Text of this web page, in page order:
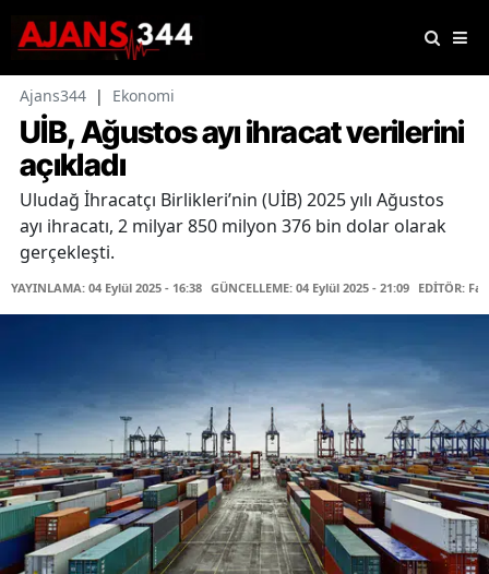
Ajans344 | Ekonomi
UİB, Ağustos ayı ihracat verilerini
açıkladı
Uludağ İhracatçı Birlikleri’nin (UİB) 2025 yılı Ağustos
ayı ihracatı, 2 milyar 850 milyon 376 bin dolar olarak
gerçekleşti.
YAYINLAMA: 04 Eylül 2025 - 16:38 GÜNCELLEME: 04 Eylül 2025 - 21:09 EDİTÖR: